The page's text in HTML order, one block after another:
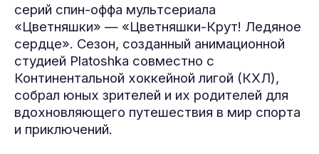
серий спин-оффа мультсериала
«Цветняшки» — «Цветняшки-Крут! Ледяное
сердце». Сезон, созданный анимационной
студией Platoshka совместно с
Континентальной хоккейной лигой (КХЛ),
собрал юных зрителей и их родителей для
вдохновляющего путешествия в мир спорта
и приключений.